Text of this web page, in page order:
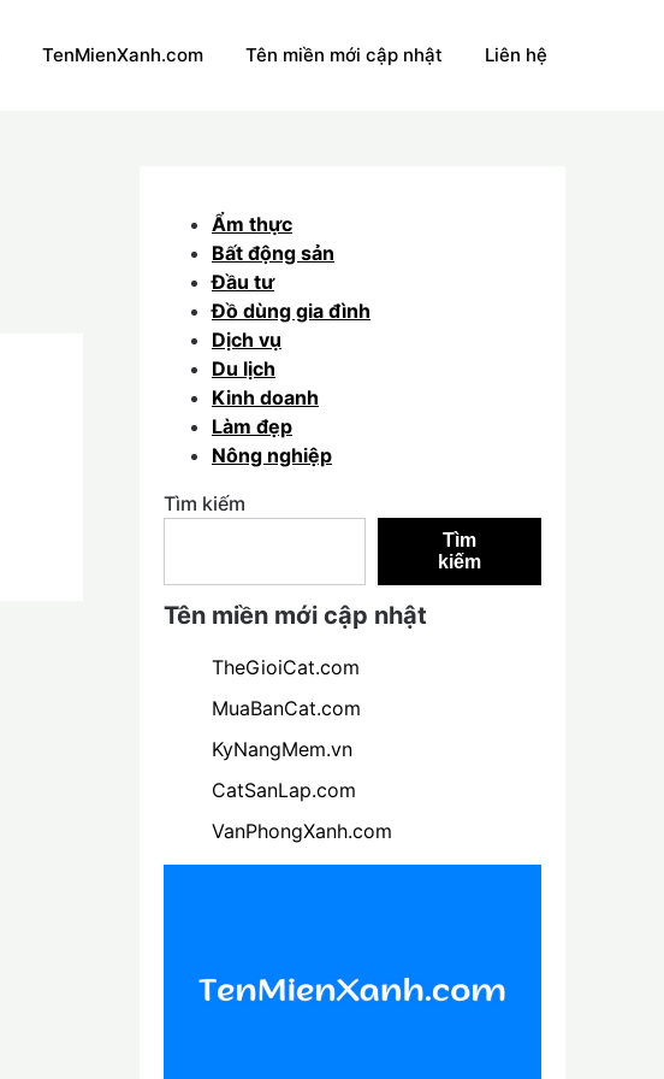
TenMienXanh.com Tên miền mới cập nhật Liên hệ
Ẩm thực
Bất động sản
Đầu tư
Đồ dùng gia đình
Dịch vụ
Du lịch
Kinh doanh
Làm đẹp
Nông nghiệp
Tìm kiếm
Tìm
kiếm
Tên miền mới cập nhật
TheGioiCat.com
MuaBanCat.com
KyNangMem.vn
CatSanLap.com
VanPhongXanh.com